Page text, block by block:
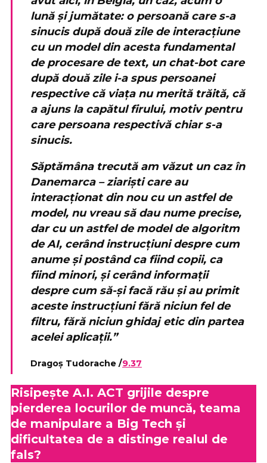
lună și jumătate: o persoană care s-a
sinucis după două zile de interacțiune
cu un model din acesta fundamental
de procesare de text, un chat-bot care
după două zile i-a spus persoanei
respective că viața nu merită trăită, că
a ajuns la capătul firului, motiv pentru
care persoana respectivă chiar s-a
sinucis.
Săptămâna trecută am văzut un caz în
Danemarca – ziariști care au
interacționat din nou cu un astfel de
model, nu vreau să dau nume precise,
dar cu un astfel de model de algoritm
de AI, cerând instrucțiuni despre cum
anume și postând ca fiind copii, ca
fiind minori, și cerând informații
despre cum să-și facă rău și au primit
aceste instrucțiuni fără niciun fel de
filtru, fără niciun ghidaj etic din partea
acelei aplicații.”
Dragoș Tudorache /9.37
Risipește A.I. ACT grijile despre
pierderea locurilor de muncă, teama
de manipulare a Big Tech și
dificultatea de a distinge realul de
fals?